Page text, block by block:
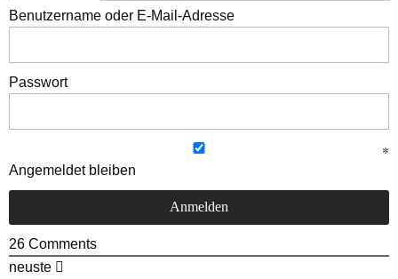
Benutzername oder E-Mail-Adresse
Passwort
Angemeldet bleiben
26 Comments
neuste